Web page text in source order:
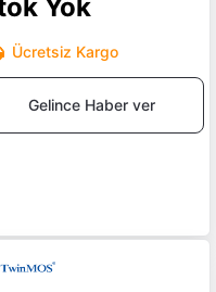
Yok
Ücretsiz Kargo
Gelince Haber ver